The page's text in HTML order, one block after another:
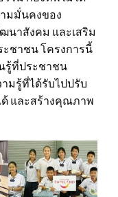
มมั่นคงของ
นาสังคม และเสริม
ชาชน โครงการนี้
รู้ที่ประชาชน
มรู้ที่ได้รับไปปรับ
ด้ และสร้างคุณภาพ